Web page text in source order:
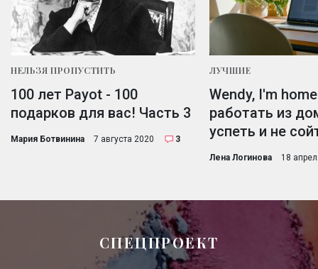
НЕЛЬЗЯ ПРОПУСТИТЬ
100 лет Payot - 100
подарков для вас! Часть 3
Мария Ботвинина 7 августа 2020 3
ЛУЧШИЕ
Wendy, I'm
работать из
успеть и не
Лена Логинова 18
СПЕЦПРОЕКТ